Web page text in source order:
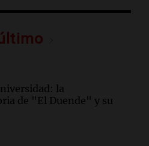
la
de "El Duende" y su